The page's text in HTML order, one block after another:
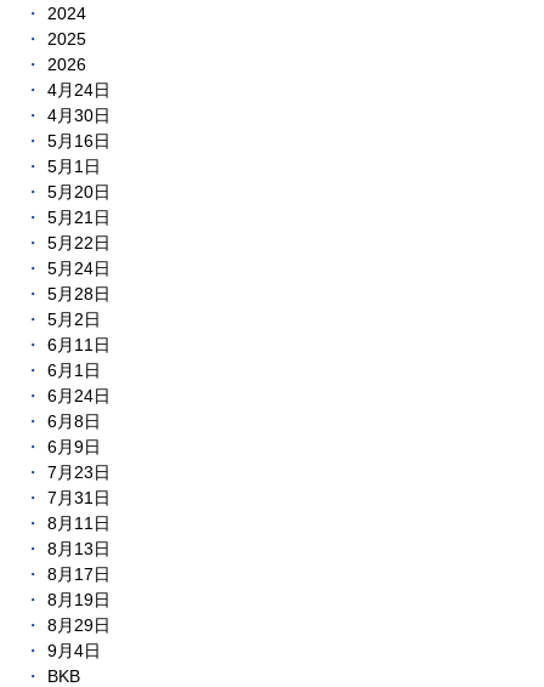
2024
2025
2026
4月24日
4月30日
5月16日
5月1日
5月20日
5月21日
5月22日
5月24日
5月28日
5月2日
6月11日
6月1日
6月24日
6月8日
6月9日
7月23日
7月31日
8月11日
8月13日
8月17日
8月19日
8月29日
9月4日
BKB